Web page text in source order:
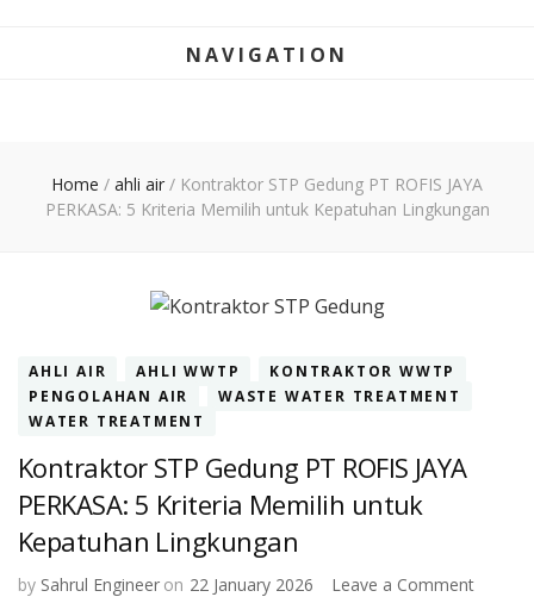
NAVIGATION
Home / ahli air / Kontraktor STP Gedung PT ROFIS JAYA
PERKASA: 5 Kriteria Memilih untuk Kepatuhan Lingkungan
AHLI AIR AHLI WWTP
KONTRAKTOR WWTP
PENGOLAHAN AIR
WASTE WATER TREATMENT
WATER TREATMENT
Kontraktor STP Gedung PT ROFIS JAYA
PERKASA: 5 Kriteria Memilih untuk
Kepatuhan Lingkungan
by Sahrul Engineer on 22 January 2026 Leave a Commenton